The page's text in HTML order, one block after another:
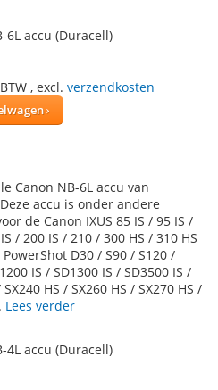
6L accu (Duracell)
, excl. verzendkosten
TE
VERGELIJKEN
Canon NB-6L accu van
accu is onder andere
de Canon IXUS 85 IS / 95 IS /
/ 200 IS / 210 / 300 HS / 310 HS
D30 / S90 / S120 /
IS / SD1300 IS / SD3500 IS /
SX240 HS / SX260 HS / SX270 HS /
Lees verder
4L accu (Duracell)